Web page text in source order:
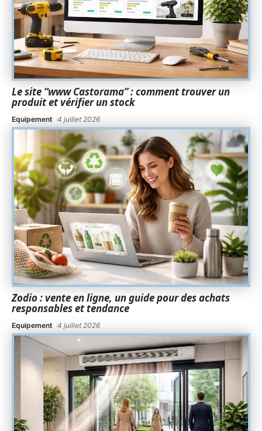
Le site “www Castorama” : comment trouver un
produit et vérifier un stock
Equipement 4 juillet 2026
Zodio : vente en ligne, un guide pour des achats
responsables et tendance
Equipement 4 juillet 2026